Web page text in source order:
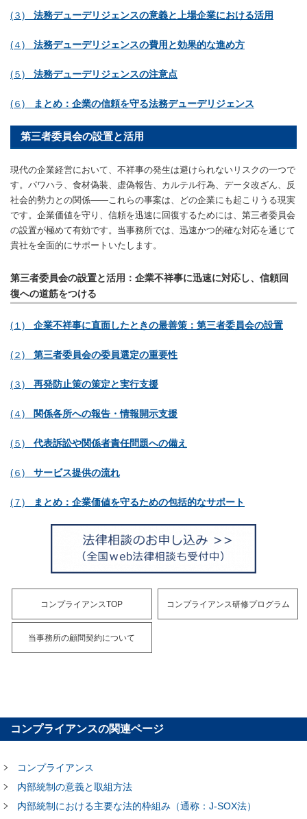
(３) 法務デューデリジェンスの意義と上場企業における活用
(４) 法務デューデリジェンスの費用と効果的な進め方
(５) 法務デューデリジェンスの注意点
(６) まとめ：企業の信頼を守る法務デューデリジェンス
第三者委員会の設置と活用
現代の企業経営において、不祥事の発生は避けられないリスクの一つで
す。パワハラ、食材偽装、虚偽報告、カルテル行為、データ改ざん、反
社会的勢力との関係――これらの事案は、どの企業にも起こりうる現実
です。企業価値を守り、信頼を迅速に回復するためには、第三者委員会
の設置が極めて有効です。当事務所では、迅速かつ的確な対応を通じて
貴社を全面的にサポートいたします。
第三者委員会の設置と活用：企業不祥事に迅速に対応し、信頼回
復への道筋をつける
(１) 企業不祥事に直面したときの最善策：第三者委員会の設置
(２) 第三者委員会の委員選定の重要性
(３) 再発防止策の策定と実行支援
(４) 関係各所への報告・情報開示支援
(５) 代表訴訟や関係者責任問題への備え
(６) サービス提供の流れ
(７) まとめ：企業価値を守るための包括的なサポート
コンプライアンスTOP コンプライアンス研修プログラム
当事務所の顧問契約について
コンプライアンスの関連ページ
コンプライアンス
内部統制の意義と取組方法
内部統制における主要な法的枠組み（通称：J-SOX法）